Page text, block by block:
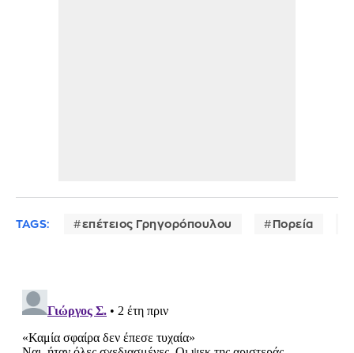
TAGS: επέτειος Γρηγορόπουλου Πορεία